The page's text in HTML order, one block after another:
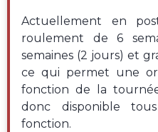
Actuellement en
roulement de 6
semaines (2 jours) et
ce qui permet une
fonction de la
donc disponible
fonction.